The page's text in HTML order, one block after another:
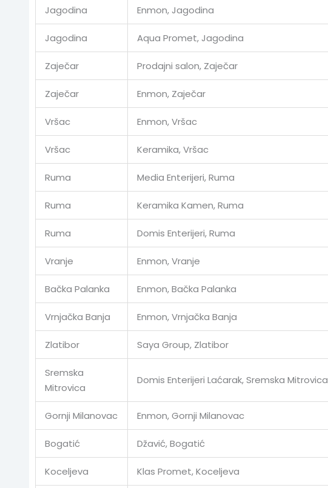
Jagodina Enmon, Jagodina
Jagodina Aqua Promet, Jagodina
Zaječar Prodajni salon, Zaječar
Zaječar Enmon, Zaječar
Vršac Enmon, Vršac
Vršac Keramika, Vršac
Ruma Media Enterijeri, Ruma
Ruma Keramika Kamen, Ruma
Ruma Domis Enterijeri, Ruma
Vranje Enmon, Vranje
Bačka Palanka Enmon, Bačka Palanka
Vrnjačka Banja Enmon, Vrnjačka Banja
Zlatibor Saya Group, Zlatibor
Sremska
Mitrovica
Domis Enterijeri Laćarak, Sremska Mitrovica
Gornji Milanovac Enmon, Gornji Milanovac
Bogatić Džavić, Bogatić
Koceljeva Klas Promet, Koceljeva